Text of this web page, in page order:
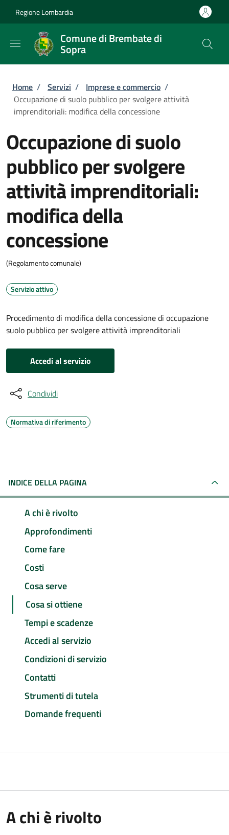
Regione Lombardia
Comune di Brembate di
Sopra
Briciole di pane
Home / Servizi / Imprese e commercio /
Occupazione di suolo pubblico per svolgere attività
imprenditoriali: modifica della concessione
Occupazione di suolo
pubblico per svolgere
attività imprenditoriali:
modifica della
concessione
(Regolamento comunale)
Servizio attivo
Procedimento di modifica della concessione di occupazione
suolo pubblico per svolgere attività imprenditoriali
Accedi al servizio
Condividi
Normativa di riferimento
INDICE DELLA PAGINA
A chi è rivolto
Approfondimenti
Come fare
Costi
Cosa serve
Cosa si ottiene
Tempi e scadenze
Accedi al servizio
Condizioni di servizio
Contatti
Strumenti di tutela
Domande frequenti
A chi è rivolto